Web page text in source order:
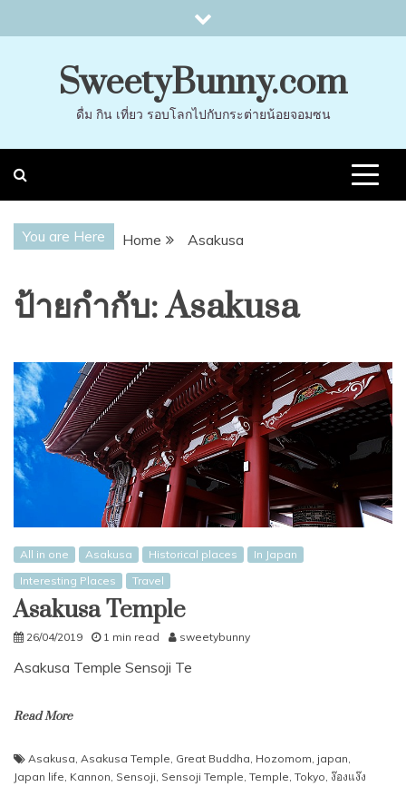
to
SweetyBunny.com
ดื่ม กิน เที่ยว รอบโลกไปกับกระต่ายน้อยจอมซน
You are Here Home Asakusa
ป้ายกำกับ:Asakusa
All in one Asakusa Historical places
In Japan
Interesting Places
Travel
Asakusa Temple
26/04/2019 1 min read sweetybunny
Asakusa Temple Sensoji Te
Read More
Asakusa, Asakusa Temple, Great Buddha, Hozomom, japan,
Japan life, Kannon, Sensoji, Sensoji Temple, Temple, Tokyo, ง๊องแง๊ง